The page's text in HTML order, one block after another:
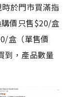
於門市買滿指
價只售$20/盒
盒（單售價
到，產品數量